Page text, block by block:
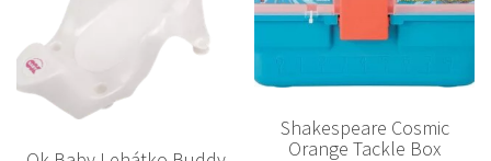
Shakespeare Cosmic
Orange Tackle Box